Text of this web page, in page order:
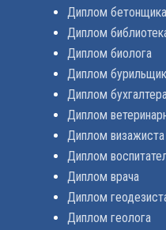
Диплом бетонщика
Диплом
Диплом биолога
Диплом
Диплом
Диплом
Диплом визажиста
Диплом
Диплом врача
Диплом
Диплом геолога